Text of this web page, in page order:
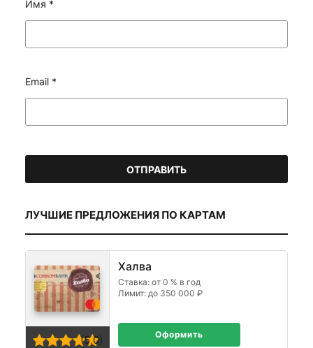
Имя *
Email *
ЛУЧШИЕ ПРЕДЛОЖЕНИЯ ПО КАРТАМ
Халва
Ставка: от 0 % в год
Лимит: до 350 000 ₽
(5,0) Оформить